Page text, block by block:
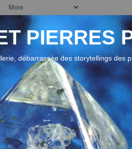
PIERRES
débarrassée des storytellings des